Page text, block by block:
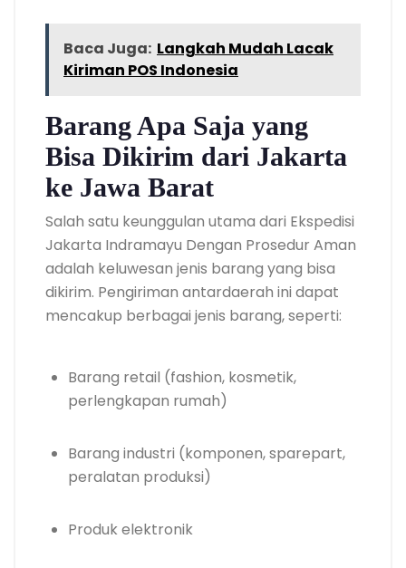
Baca Juga: Langkah Mudah Lacak
Kiriman POS Indonesia
Barang Apa Saja yang
Bisa Dikirim dari Jakarta
ke Jawa Barat
Salah satu keunggulan utama dari Ekspedisi
Jakarta Indramayu Dengan Prosedur Aman
adalah keluwesan jenis barang yang bisa
dikirim. Pengiriman antardaerah ini dapat
mencakup berbagai jenis barang, seperti:
Barang retail (fashion, kosmetik,
perlengkapan rumah)
Barang industri (komponen, sparepart,
peralatan produksi)
Produk elektronik